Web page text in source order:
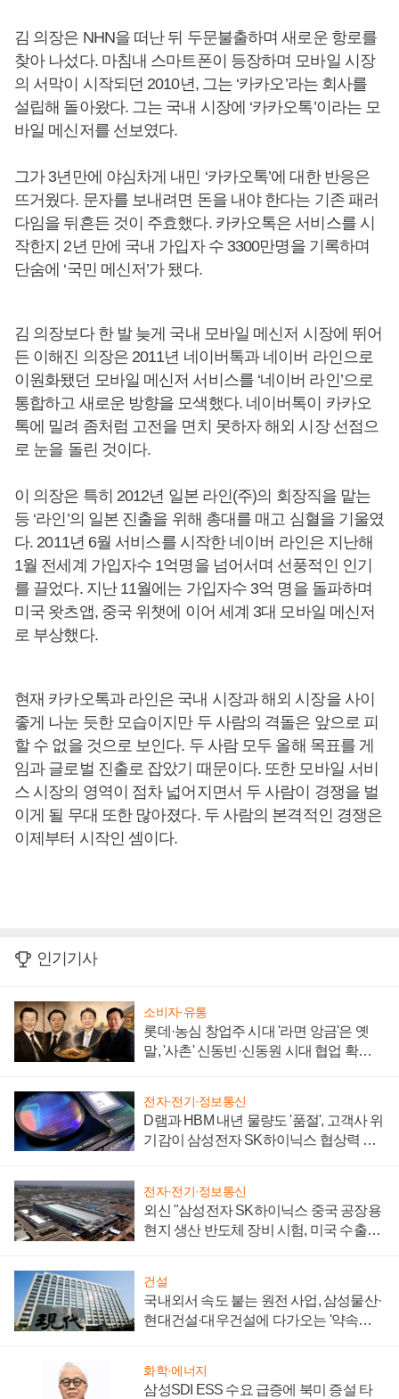
김 의장은 NHN을 떠난 뒤 두문불출하며 새로운 항로를
찾아 나섰다. 마침내 스마트폰이 등장하며 모바일 시장
의 서막이 시작되던 2010년, 그는 ‘카카오’라는 회사를
설립해 돌아왔다. 그는 국내 시장에 ‘카카오톡’이라는 모
바일 메신저를 선보였다.
그가 3년만에 야심차게 내민 ‘카카오톡’에 대한 반응은
뜨거웠다. 문자를 보내려면 돈을 내야 한다는 기존 패러
다임을 뒤흔든 것이 주효했다. 카카오톡은 서비스를 시
작한지 2년 만에 국내 가입자 수 3300만명을 기록하며
단숨에 ‘국민 메신저’가 됐다.
김 의장보다 한 발 늦게 국내 모바일 메신저 시장에 뛰어
든 이해진 의장은 2011년 네이버톡과 네이버 라인으로
이원화됐던 모바일 메신저 서비스를 ‘네이버 라인’으로
통합하고 새로운 방향을 모색했다. 네이버톡이 카카오
톡에 밀려 좀처럼 고전을 면치 못하자 해외 시장 선점으
로 눈을 돌린 것이다.
이 의장은 특히 2012년 일본 라인(주)의 회장직을 맡는
등 ‘라인’의 일본 진출을 위해 총대를 매고 심혈을 기울였
다. 2011년 6월 서비스를 시작한 네이버 라인은 지난해
1월 전세계 가입자수 1억명을 넘어서며 선풍적인 인기
를 끌었다. 지난 11월에는 가입자수 3억 명을 돌파하며
미국 왓츠앱, 중국 위챗에 이어 세계 3대 모바일 메신저
로 부상했다.
현재 카카오톡과 라인은 국내 시장과 해외 시장을 사이
좋게 나눈 듯한 모습이지만 두 사람의 격돌은 앞으로 피
할 수 없을 것으로 보인다. 두 사람 모두 올해 목표를 게
임과 글로벌 진출로 잡았기 때문이다. 또한 모바일 서비
스 시장의 영역이 점차 넓어지면서 두 사람이 경쟁을 벌
이게 될 무대 또한 많아졌다. 두 사람의 본격적인 경쟁은
이제부터 시작인 셈이다.
인기기사
소비자·유통
롯데·농심 창업주 시대 '라면 앙금'은 옛
말, '사촌' 신동빈·신동원 시대 협업 확대
전자·전기·정보통신
D램과 HBM 내년 물량도 '품절', 고객사 위
기감이 삼성전자 SK하이닉스 협상력 더
전자·전기·정보통신
외신 "삼성전자 SK하이닉스 중국 공장용
현지 생산 반도체 장비 시험, 미국 수출통
건설
국내외서 속도 붙는 원전 사업, 삼성물산·
현대건설·대우건설에 다가오는 '약속의
화학·에너지
삼성SDI ESS 수요 급증에 북미 증설 타